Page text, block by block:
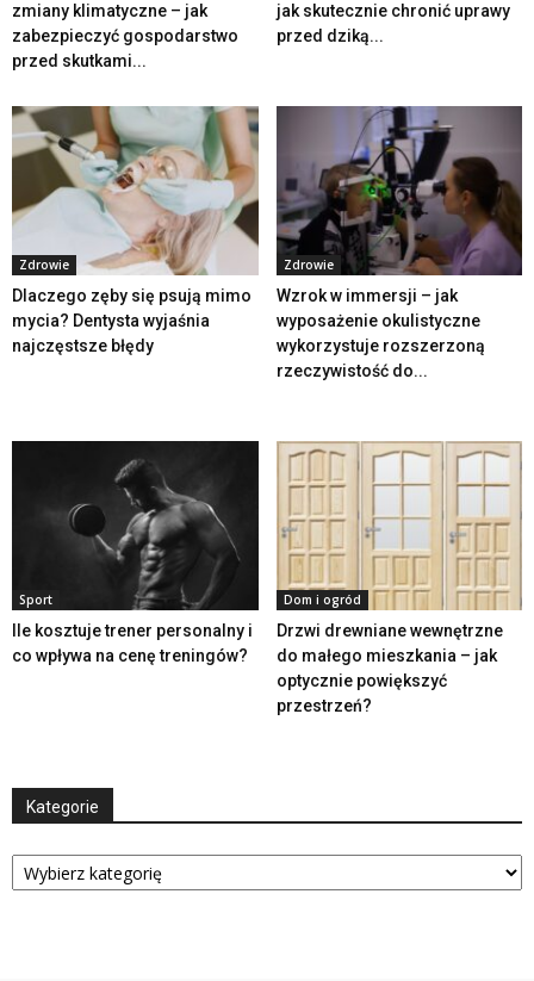
zmiany klimatyczne – jak
zabezpieczyć gospodarstwo
przed skutkami...
jak skutecznie chronić uprawy
przed dziką...
Zdrowie
Dlaczego zęby się psują mimo
mycia? Dentysta wyjaśnia
najczęstsze błędy
Zdrowie
Wzrok w immersji – jak
wyposażenie okulistyczne
wykorzystuje rozszerzoną
rzeczywistość do...
Sport
Ile kosztuje trener personalny i
co wpływa na cenę treningów?
Dom i ogród
Drzwi drewniane wewnętrzne
do małego mieszkania – jak
optycznie powiększyć
przestrzeń?
Kategorie
Kategorie